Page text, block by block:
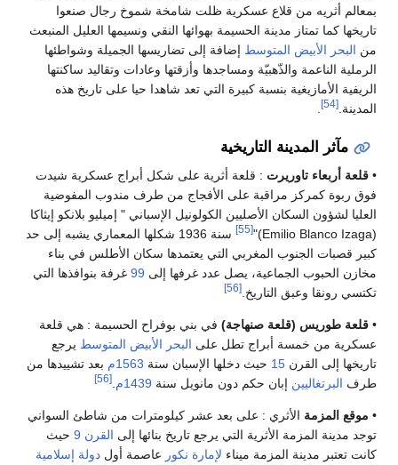
بمعالم أثريه من قلاع عسكرية ظلت شامخة شموخ رجال صنعوا
تاريخها كما تمتاز مدينة الحسيمة بهوائها النقي ونسيمها العليل المنبعث
من البحر الأبيض المتوسط إضافة إلى تضاريسها الجميلة وشواطئها
الرملية الناعمة والذّهبيّة ومساجدها وأزقتها وعادات وتقاليد ساكنتها
الريفية الأمازيغية بنسبة كبيرة التي تعد شاهدا حيا على تاريخ هذه
المدينة.[54]
.
مآثر المدينة التاريخية
• قلعة أربعاء تاوريرت : قلعة أثرية على شكل أبراج عسكرية شيدت
فوق ربوة كمركز مراقبة على الأفجاج من طرف مندوب المفوضية
العليا لشؤون السكان الأصليين الكولونيل الإسباني " إميليو بلانكو إيثاكا
(Emilio Blanco Izaga)"
[55]
سنة 1936 شكلها المعماري يشبه إلى حد
كبير قصبات الجنوب المغربي التي يعتمدها سكان الأطلس في بناء
مخازن الحبوب الجماعية، يصل عدد غرفها إلى 99 غرفة بنوافذها التي
تكتسي رونقا وعبق التاريخ. [56]
• قلعة طوريس (قلعة صنهاجة) في بني بوفراح الحسيمة : هي قلعة
عسكرية من خمسة أبراج تطل على البحر الأبيض المتوسط يرجع
تاريخها إلى القرن 15 حيث دخلها الإسبان سنة 1563م
بعد تشييدها من
طرف البرتغاليين إبان حكم دون مانويل سنة 1439م [56]
• موقع المزمة الأثري : على بعد عشر كيلومترات من شاطئ السواني
توجد مدينة المزمة الأثرية التي يرجع تاريخ بنائها إلى القرن 9
حيث
كانت تعتبر مدينة المزمة ميناء لإمارة نكور عاصمة أول دولة إسلامية